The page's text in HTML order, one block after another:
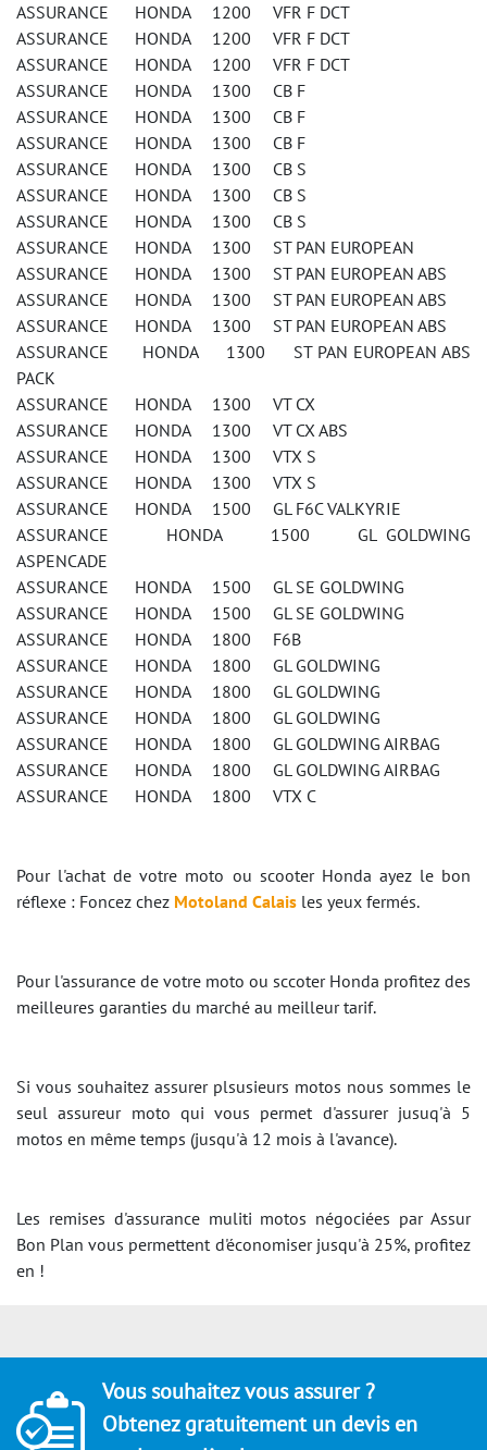
ASSURANCE HONDA 1200 VFR F DCT
ASSURANCE HONDA 1200 VFR F DCT
ASSURANCE HONDA 1200 VFR F DCT
ASSURANCE HONDA 1300 CB F
ASSURANCE HONDA 1300 CB F
ASSURANCE HONDA 1300 CB F
ASSURANCE HONDA 1300 CB S
ASSURANCE HONDA 1300 CB S
ASSURANCE HONDA 1300 CB S
ASSURANCE HONDA 1300 ST PAN EUROPEAN
ASSURANCE HONDA 1300 ST PAN EUROPEAN ABS
ASSURANCE HONDA 1300 ST PAN EUROPEAN ABS
ASSURANCE HONDA 1300 ST PAN EUROPEAN ABS
ASSURANCE HONDA 1300 ST PAN EUROPEAN ABS
PACK
ASSURANCE HONDA 1300 VT CX
ASSURANCE HONDA 1300 VT CX ABS
ASSURANCE HONDA 1300 VTX S
ASSURANCE HONDA 1300 VTX S
ASSURANCE HONDA 1500 GL F6C VALKYRIE
ASSURANCE HONDA 1500 GL GOLDWING
ASPENCADE
ASSURANCE HONDA 1500 GL SE GOLDWING
ASSURANCE HONDA 1500 GL SE GOLDWING
ASSURANCE HONDA 1800 F6B
ASSURANCE HONDA 1800 GL GOLDWING
ASSURANCE HONDA 1800 GL GOLDWING
ASSURANCE HONDA 1800 GL GOLDWING
ASSURANCE HONDA 1800 GL GOLDWING AIRBAG
ASSURANCE HONDA 1800 GL GOLDWING AIRBAG
ASSURANCE HONDA 1800 VTX C
Pour l'achat de votre moto ou scooter Honda ayez le bon
réflexe : Foncez chez Motoland Calais les yeux fermés.
Pour l'assurance de votre moto ou sccoter Honda profitez des
meilleures garanties du marché au meilleur tarif.
Si vous souhaitez assurer plsusieurs motos nous sommes le
seul assureur moto qui vous permet d'assurer jusuq'à 5
motos en même temps (jusqu'à 12 mois à l'avance).
Les remises d'assurance muliti motos négociées par Assur
Bon Plan vous permettent d'économiser jusqu'à 25%, profitez
en !
Vous souhaitez vous assurer ?
Obtenez gratuitement un devis en